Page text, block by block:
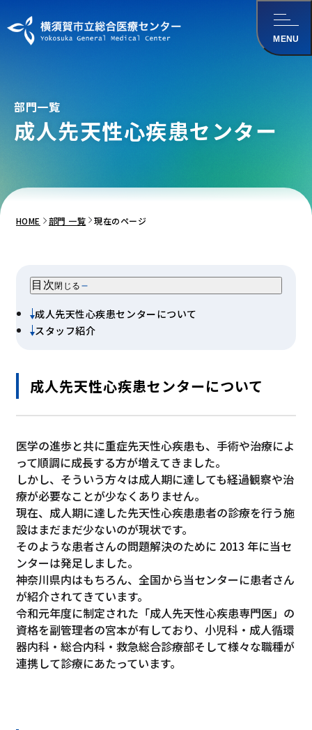
にスキップ
MENU
部門一覧
成人先天性心疾患センター
HOME 部門 一覧 現在のページ
目次閉じる
成人先天性心疾患センターについて
スタッフ紹介
成人先天性心疾患センターについて
医学の進歩と共に重症先天性心疾患も、手術や治療によ
って順調に成長する方が増えてきました。
しかし、そういう方々は成人期に達しても経過観察や治
療が必要なことが少なくありません。
現在、成人期に達した先天性心疾患患者の診療を行う施
設はまだまだ少ないのが現状です。
そのような患者さんの問題解決のために 2013 年に当セ
ンターは発足しました。
神奈川県内はもちろん、全国から当センターに患者さん
が紹介されてきています。
令和元年度に制定された「成人先天性心疾患専門医」の
資格を副管理者の宮本が有しており、小児科・成人循環
器内科・総合内科・救急総合診療部そして様々な職種が
連携して診療にあたっています。